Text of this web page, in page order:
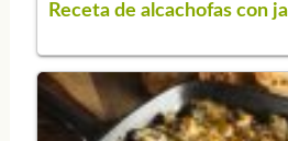
Receta de alcachofas con